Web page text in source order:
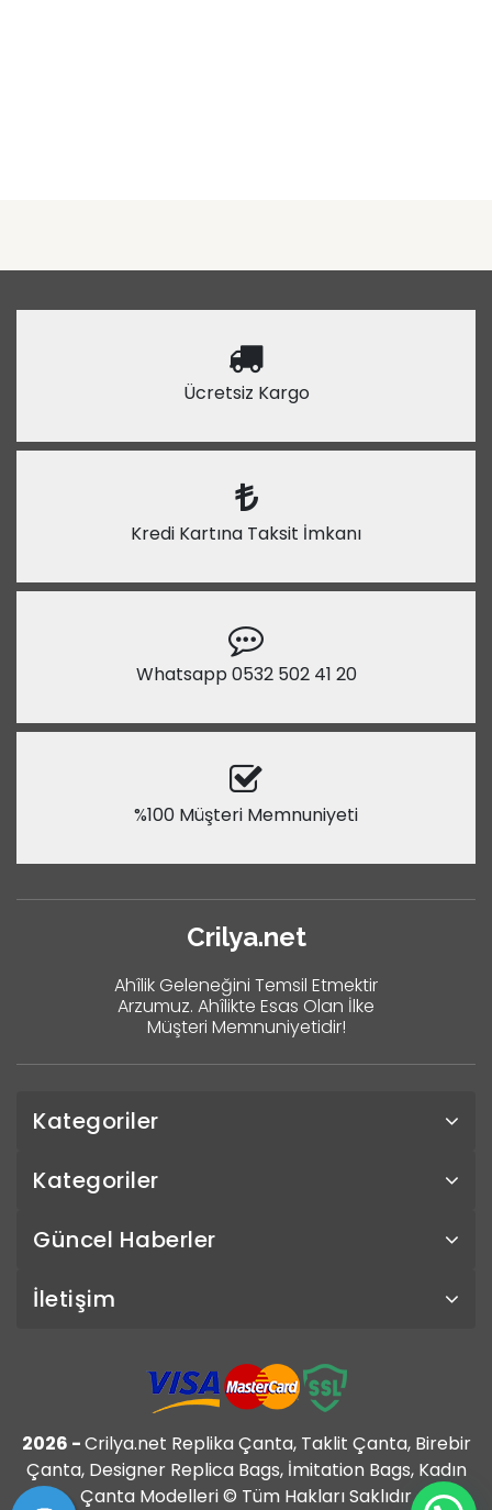
Ücretsiz Kargo
Kredi Kartına Taksit İmkanı
Whatsapp 0532 502 41 20
%100 Müşteri Memnuniyeti
Crilya.net
Ahîlik Geleneğini Temsil Etmektir
Arzumuz. Ahîlikte Esas Olan İlke
Müşteri Memnuniyetidir!
Kategoriler
Kategoriler
Güncel Haberler
İletişim
2026 -Crilya.net Replika Çanta, Taklit Çanta, Birebir
Çanta, Designer Replica Bags, İmitation Bags, Kadın
Çanta Modelleri © Tüm Hakları Saklıdır